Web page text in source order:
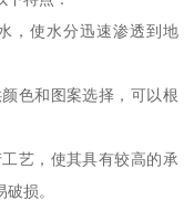
，使水分迅速渗透到地
色和图案选择，可以根
艺，使其具有较高的承
损。